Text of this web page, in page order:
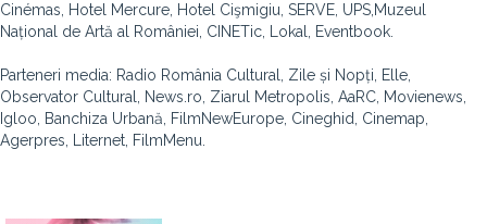
Cinémas, Hotel Mercure, Hotel Cişmigiu, SERVE, UPS,Muzeul
Național de Artă al României, CINETic, Lokal, Eventbook.
Parteneri media: Radio România Cultural, Zile și Nopți, Elle,
Observator Cultural, News.ro, Ziarul Metropolis, AaRC, Movienews,
Igloo, Banchiza Urbană, FilmNewEurope, Cineghid, Cinemap,
Agerpres, Liternet, FilmMenu.